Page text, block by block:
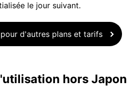
le jour suivant.
d'autres plans et tarifs
hors Japon